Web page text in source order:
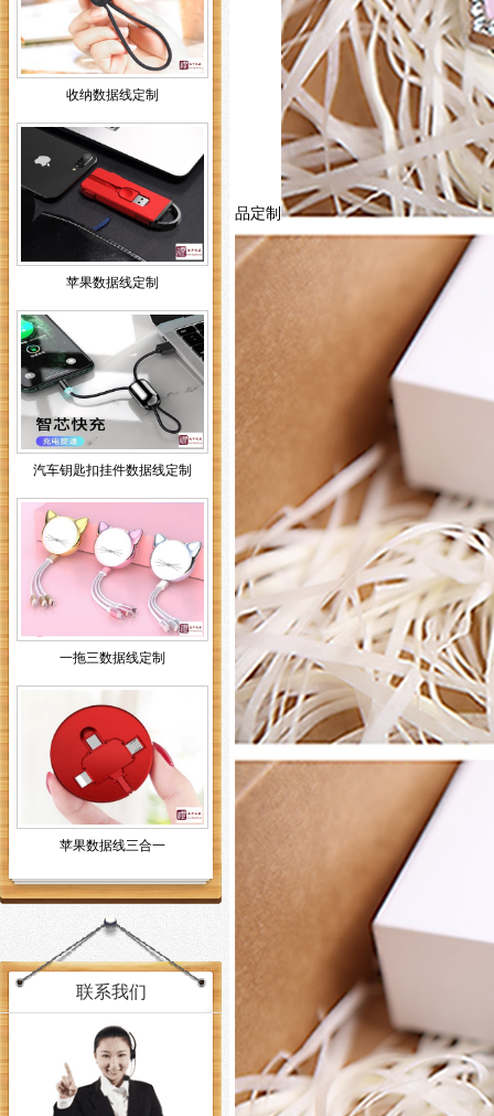
收纳数据线定制
苹果数据线定制
汽车钥匙扣挂件数据线定制
一拖三数据线定制
苹果数据线三合一
联系我们
品定制